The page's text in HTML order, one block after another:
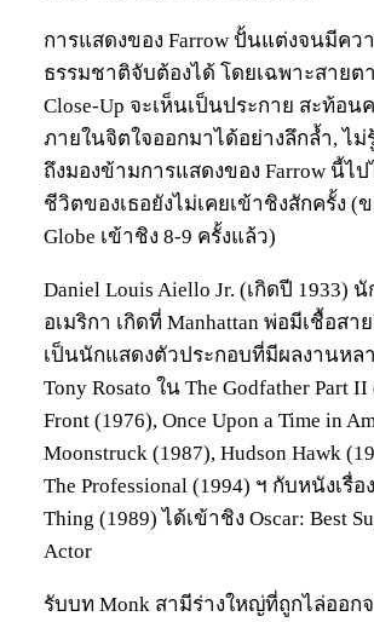
การแสดงของ Farrow ปั้นแต่งจนมีคว
ธรรมชาติจับต้องได้ โดยเฉพาะสายต
Close-Up จะเห็นเป็นประกาย สะท้อน
ภายในจิตใจออกมาได้อย่างลึกล้ำ, ไม่
ถึงมองข้ามการแสดงของ Farrow นี้ไ
ชีวิตของเธอยังไม่เคยเข้าชิงสักครั้ง (
Globe เข้าชิง 8-9 ครั้งแล้ว)
Daniel Louis Aiello Jr. (เกิดปี 1933)
อเมริกา เกิดที่ Manhattan พ่อมีเชื้อสา
เป็นนักแสดงตัวประกอบที่มีผลงานหล
Tony Rosato ใน The Godfather Part II
Front (1976), Once Upon a Time in
Moonstruck (1987), Hudson Hawk
The Professional (1994) ฯ กับหนังเรื่อ
Thing (1989) ได้เข้าชิง Oscar: Best
Actor
รับบท Monk สามีร่างใหญ่ที่ถูกไล่ออก